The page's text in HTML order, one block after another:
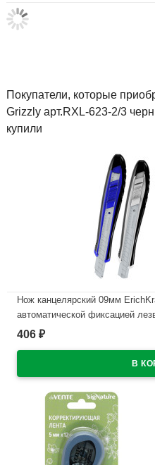
Покупатели, которые
Grizzly арт.RXL-623-2/3
купили
Нож канцелярский 09мм
автоматической фиксацией
направляющие арт.63471(Ст.12/
406 ₽